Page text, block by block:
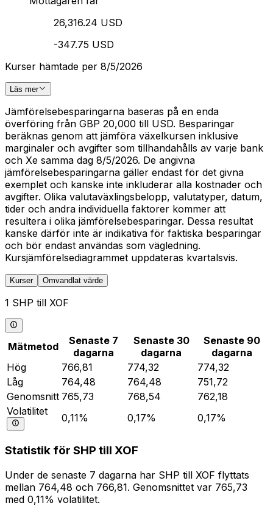
26,316.24 USD
-347.75 USD
Kurser hämtade per 8/5/2026
Läs mer
Jämförelsebesparingarna baseras på en enda
överföring från GBP 20,000 till USD. Besparingar
beräknas genom att jämföra växelkursen inklusive
marginaler och avgifter som tillhandahålls av varje bank
och Xe samma dag 8/5/2026. De angivna
jämförelsebesparingarna gäller endast för det givna
exemplet och kanske inte inkluderar alla kostnader och
avgifter. Olika valutaväxlingsbelopp, valutatyper, datum,
tider och andra individuella faktorer kommer att
resultera i olika jämförelsebesparingar. Dessa resultat
kanske därför inte är indikativa för faktiska besparingar
och bör endast användas som vägledning.
Kursjämförelsediagrammet uppdateras kvartalsvis.
Kurser Omvandlat värde
1 SHP till XOF
Mätmetod
Senaste 7
dagarna
Senaste 30
dagarna
Senaste 90
dagarna
Hög
766,81 774,32
774,32
Låg
764,48 764,48
751,72
Genomsnitt 765,73 768,54
762,18
Volatilitet
0,11% 0,17% 0,17%
Statistik för SHP till XOF
Under de senaste 7 dagarna har SHP till XOF flyttats
mellan 764,48 och 766,81. Genomsnittet var 765,73
med 0,11% volatilitet.